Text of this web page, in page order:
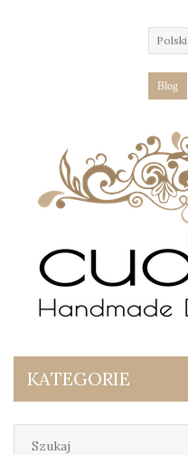
Polski
Blog
KATEGORIE